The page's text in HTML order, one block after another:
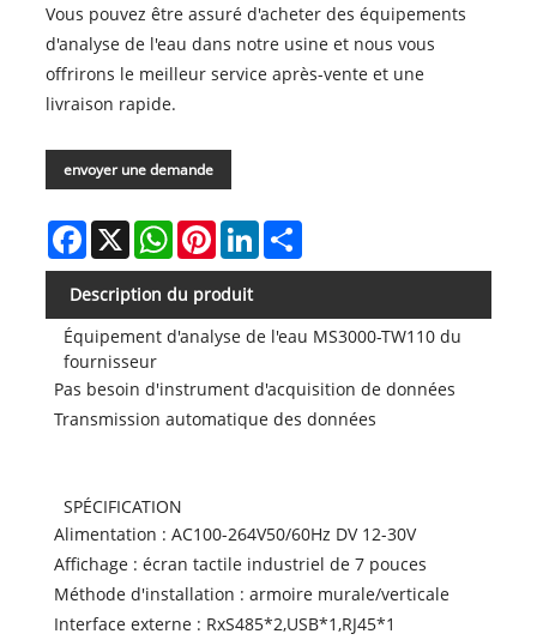
Vous pouvez être assuré d'acheter des équipements
d'analyse de l'eau dans notre usine et nous vous
offrirons le meilleur service après-vente et une
livraison rapide.
envoyer une demande
Facebook
X WhatsAppPinterestLinkedInShare
Description du produit
Équipement d'analyse de l'eau MS3000-TW110 du
fournisseur
Pas besoin d'instrument d'acquisition de données
Transmission automatique des données
SPÉCIFICATION
Alimentation : AC100-264V50/60Hz DV 12-30V
Affichage : écran tactile industriel de 7 pouces
Méthode d'installation : armoire murale/verticale
Interface externe : RxS485*2,USB*1,RJ45*1